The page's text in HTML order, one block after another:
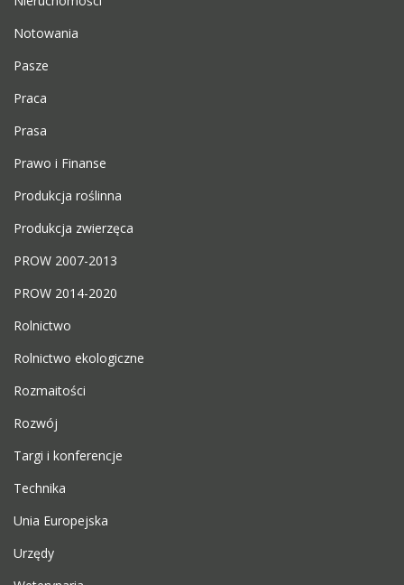
Notowania
Pasze
Praca
Prasa
Prawo i Finanse
Produkcja roślinna
Produkcja zwierzęca
PROW 2007-2013
PROW 2014-2020
Rolnictwo
Rolnictwo ekologiczne
Rozmaitości
Rozwój
Targi i konferencje
Technika
Unia Europejska
Urzędy